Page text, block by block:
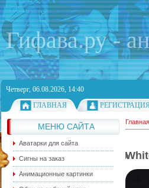
Гифава.ру -
Четверг, 06.08.2026, 14:40
ГЛАВНАЯ
МЕНЮ САЙТА
Аватарки для сайта
Сигны на заказ
Анимационные картинки
Главная